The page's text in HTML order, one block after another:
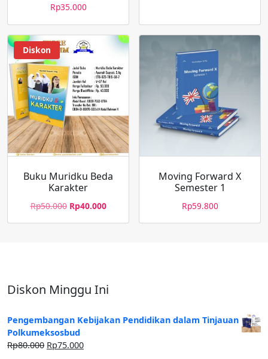
Rp35.000
Diskon
Buku Muridku Beda
Karakter
Rp50.000 Rp40.000
Moving Forward X
Semester 1
Rp59.800
Diskon Minggu Ini
Pengembangan Kebijakan Pendidikan dalam Tinjauan
Polkumeksosbud
Rp80.000 Rp75.000